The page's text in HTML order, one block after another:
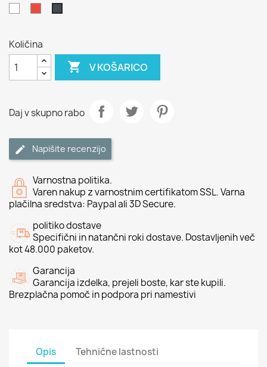
Količina
 V KOŠARICO
Daj v skupno rabo
Napišite recenzijo
Varnostna politika.
Varen nakup z varnostnim certifikatom SSL. Varna
plačilna sredstva: Paypal ali 3D Secure.
politiko dostave
Specifični in natančni roki dostave. Dostavljenih več
kot 48.000 paketov.
Garancija
Garancija izdelka, prejeli boste, kar ste kupili.
Brezplačna pomoč in podpora pri namestivi
Opis Tehnične lastnosti